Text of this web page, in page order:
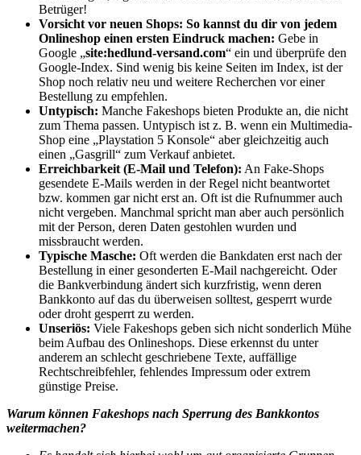
Betrüger!
Vorsicht vor neuen Shops: So kannst du dir von jedem
Onlineshop einen ersten Eindruck machen: Gebe in
Google „site:hedlund-versand.com“ ein und überprüfe den
Google-Index. Sind wenig bis keine Seiten im Index, ist der
Shop noch relativ neu und weitere Recherchen vor einer
Bestellung zu empfehlen.
Untypisch: Manche Fakeshops bieten Produkte an, die nicht
zum Thema passen. Untypisch ist z. B. wenn ein Multimedia-
Shop eine „Playstation 5 Konsole“ aber gleichzeitig auch
einen „Gasgrill“ zum Verkauf anbietet.
Erreichbarkeit (E-Mail und Telefon): An Fake-Shops
gesendete E-Mails werden in der Regel nicht beantwortet
bzw. kommen gar nicht erst an. Oft ist die Rufnummer auch
nicht vergeben. Manchmal spricht man aber auch persönlich
mit der Person, deren Daten gestohlen wurden und
missbraucht werden.
Typische Masche: Oft werden die Bankdaten erst nach der
Bestellung in einer gesonderten E-Mail nachgereicht. Oder
die Bankverbindung ändert sich kurzfristig, wenn deren
Bankkonto auf das du überweisen solltest, gesperrt wurde
oder droht gesperrt zu werden.
Unseriös: Viele Fakeshops geben sich nicht sonderlich Mühe
beim Aufbau des Onlineshops. Diese erkennst du unter
anderem an schlecht geschriebene Texte, auffällige
Rechtschreibfehler, fehlendes Impressum oder extrem
günstige Preise.
Warum können Fakeshops nach Sperrung des Bankkontos
weitermachen?